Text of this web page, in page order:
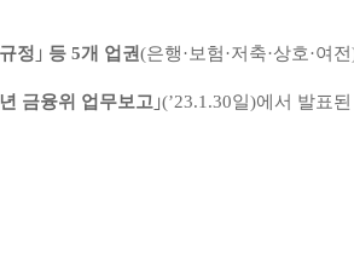
정 ｣ 등 5개 업권(은행·보험·저축·상호·여
금융위 업무보고 ｣(’23.1.30일)에서 발표된